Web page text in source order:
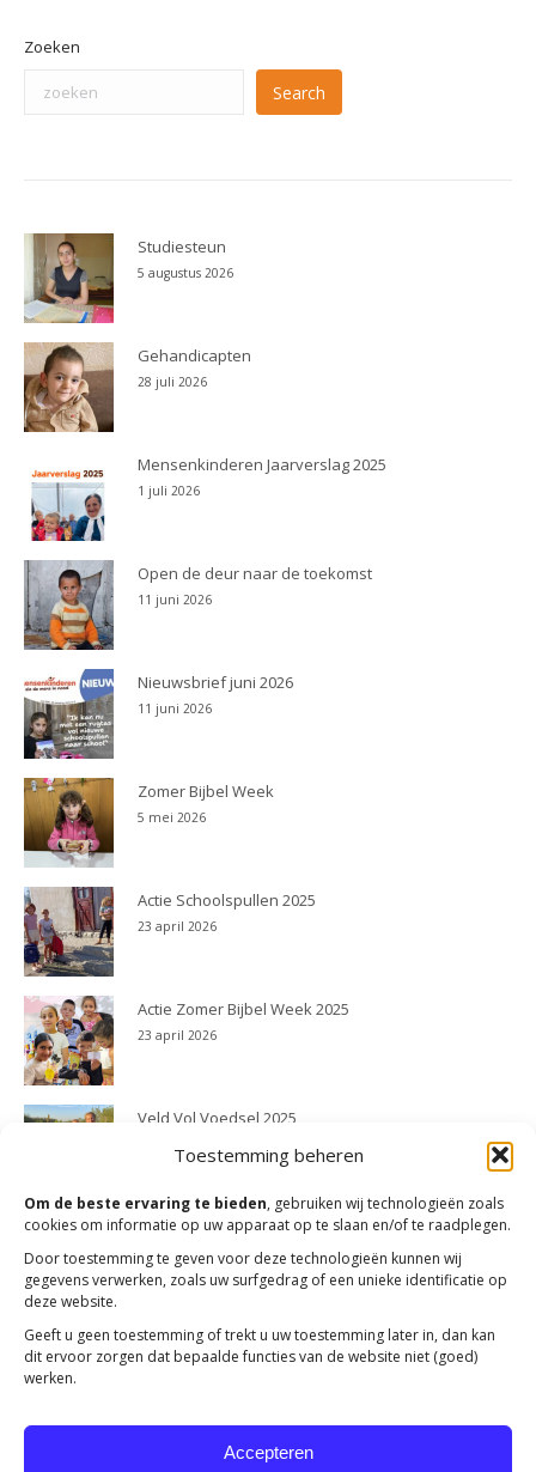
Toestemming beheren
Om de beste ervaring te bieden, gebruiken wij technologieën zoals
cookies om informatie op uw apparaat op te slaan en/of te raadplegen.
Door toestemming te geven voor deze technologieën kunnen wij
gegevens verwerken, zoals uw surfgedrag of een unieke identificatie op
deze website.
Geeft u geen toestemming of trekt u uw toestemming later in, dan kan
dit ervoor zorgen dat bepaalde functies van de website niet (goed)
werken.
Accepteren
Zoeken
Search
Studiesteun
5 augustus 2026
Gehandicapten
28 juli 2026
Mensenkinderen Jaarverslag 2025
1 juli 2026
Open de deur naar de toekomst
11 juni 2026
Nieuwsbrief juni 2026
11 juni 2026
Zomer Bijbel Week
5 mei 2026
Actie Schoolspullen 2025
23 april 2026
Actie Zomer Bijbel Week 2025
23 april 2026
Veld Vol Voedsel 2025